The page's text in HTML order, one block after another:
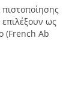
ως
(French Ab